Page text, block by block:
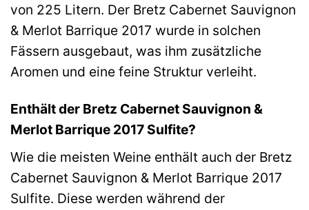
von 225 Litern. Der Bretz Cabernet Sauvignon
& Merlot Barrique 2017 wurde in solchen
Fässern ausgebaut, was ihm zusätzliche
Aromen und eine feine Struktur verleiht.
Enthält der Bretz Cabernet Sauvignon &
Merlot Barrique 2017 Sulfite?
Wie die meisten Weine enthält auch der Bretz
Cabernet Sauvignon & Merlot Barrique 2017
Sulfite. Diese werden während der